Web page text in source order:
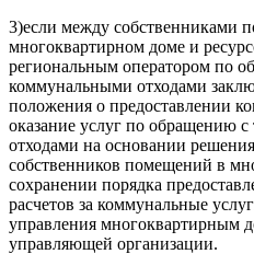
3)если между собственниками
многоквартирном доме и
региональным оператором по
коммунальными отходами
положения о предоставлении
оказание услуг по обращению
отходами на основании
собственников помещений в
сохранении порядка
расчетов за коммунальные
управления многоквартирным
управляющей организации.